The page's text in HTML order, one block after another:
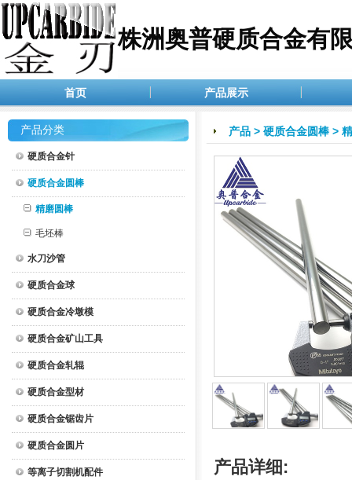
株洲奥普硬质合金有
首页 产品展示
产品分类
硬质合金针
硬质合金圆棒
精磨圆棒
毛坯棒
水刀沙管
硬质合金球
硬质合金冷墩模
硬质合金矿山工具
硬质合金轧辊
硬质合金型材
硬质合金锯齿片
硬质合金圆片
等离子切割机配件
产品 > 硬质合金圆棒 >
产品详细: